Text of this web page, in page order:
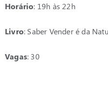
Horário: 19h às 22h
Livro: Saber Vender é da
Vagas: 30